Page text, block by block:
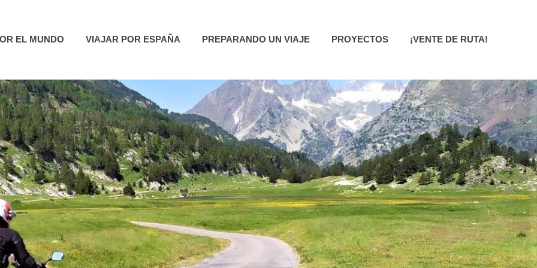
EL MUNDO VIAJAR POR ESPAÑA PREPARANDO UN VIAJE PROYECTOS ¡VENTE DE RUTA!